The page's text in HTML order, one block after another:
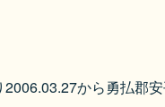
から勇払郡